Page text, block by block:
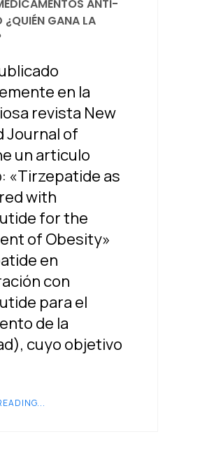
ANTI-
¿QUIÉN GANA LA
en la
revista New
Journal of
un articulo
«Tirzepatide as
with
for the
of Obesity»
en
con
para el
de la
cuyo objetivo